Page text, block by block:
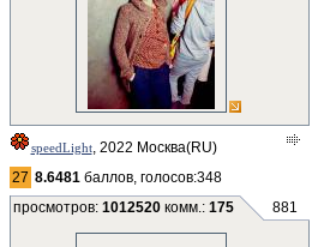
speedLight, 2022 Москва(RU)
27 8.6481баллов, голосов:348
просмотров: 1012520комм.: 175 881